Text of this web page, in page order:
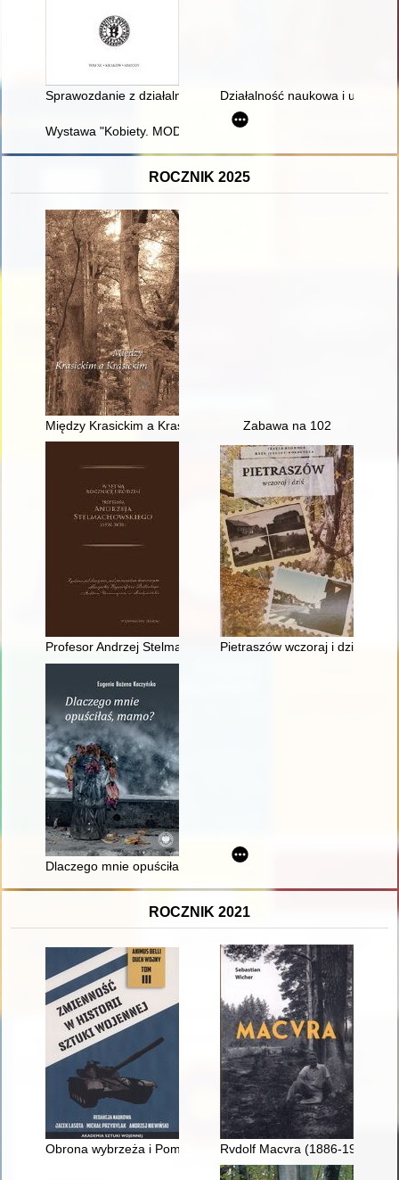
Sprawozdanie z działalności Towarzystwa Miłośników
Działalność naukowa i
Wystawa "Kobiety. MODA POLSKA" : wydarzenie
ROCZNIK 2025
Między Krasickim a Krasickim Zabawa na 102
Profesor Andrzej Stelmachowski : (biografia naukowa,
Pietraszów wczoraj i dziś
Dlaczego mnie opuściłaś, mamo?
ROCZNIK 2021
Obrona wybrzeża i Pomorza w Polsce w latach 1945-1990
Rvdolf Macvra (1886-1940) :